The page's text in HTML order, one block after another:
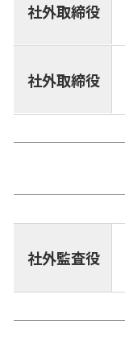
社外取締役
社外取締役
社外監査役